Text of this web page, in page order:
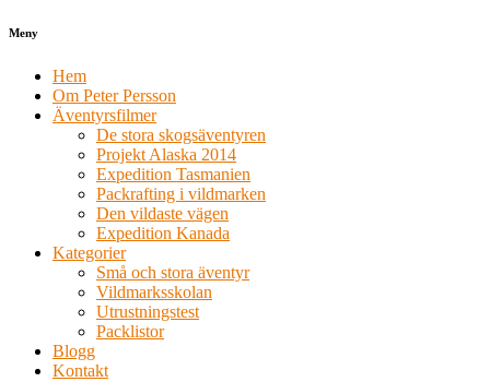
Meny
Hem
Om Peter Persson
Äventyrsfilmer
De stora skogsäventyren
Projekt Alaska 2014
Expedition Tasmanien
Packrafting i vildmarken
Den vildaste vägen
Expedition Kanada
Kategorier
Små och stora äventyr
Vildmarksskolan
Utrustningstest
Packlistor
Blogg
Kontakt